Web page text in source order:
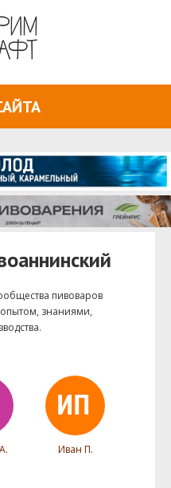
пивоваров
знаниями,
Иван П.